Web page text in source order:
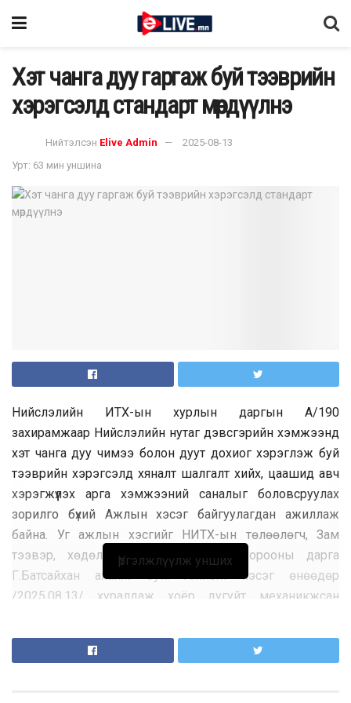
Хэт чанга дуу гаргаж буй тээврийн
хэрэгсэлд стандарт мөрдүүлнэ
Нийтэлсэн Elive Admin
2025-08-13
Урт: 63 мин уншина
Нийслэлийн ИТХ-ын хурлын даргын А/190
захирамжаар Нийслэлийн нутаг дэвсгэрийн хэмжээнд
хэт чанга дуу чимээ болон дуут дохиог хэрэглэж буй
тээврийн хэрэгсэлд хяналт шалгалт хийх, цаашид авч
хэрэгжүүлэх арга хэмжээний саналыг боловсруулах
зорилго бүхий Ажлын хэсэг байгуулагдан ажиллаж
байна. Уг ажлын хэсгийг НИТХ-ын төлөөлөгч, Зам
тээвэр, хөдөлгөөн зохицуулалтын хорооны дарга
Г.Батсайхан ахалж буй. Ажлын хэсэг өнөөдөр
/2025.08.13/ хуралдаж хоёр дугуйт механикжсан
төрлийн жолооны залууртай дөрвөн дугуйт
механикжсан тээврийн хэрэгслийн стандарт, дүрэм
Үргэлжлүүлж унших